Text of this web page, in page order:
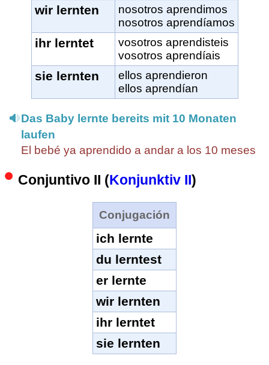
wir lernten
nosotros aprendimos
nosotros aprendíamos
ihr lerntet
vosotros aprendisteis
vosotros aprendíais
sie lernten
ellos aprendieron
ellos aprendían
Das Baby lernte bereits mit 10 Monaten
laufen
El bebé ya aprendido a andar a los 10 meses
Conjuntivo II (Konjunktiv II)
Conjugación
ich lernte
du lerntest
er lernte
wir lernten
ihr lerntet
sie lernten